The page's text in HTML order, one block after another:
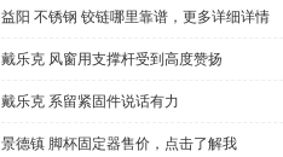
益阳 不锈钢 铰链哪里靠谱，更多详细详情
戴乐克 风窗用支撑杆受到高度赞扬
戴乐克 系留紧固件说话有力
景德镇 脚杯固定器售价，点击了解我